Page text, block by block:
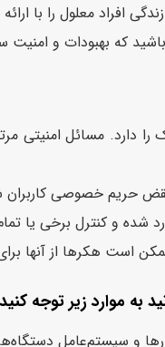
افراد معلول را با ارائه
که بهبودات و
مسائل امنیتی
حریم خصوصی کاربران
و کنترل برخی یا
است هکرها از آنها
موارد زیر توجه
و سیستم‌عامل